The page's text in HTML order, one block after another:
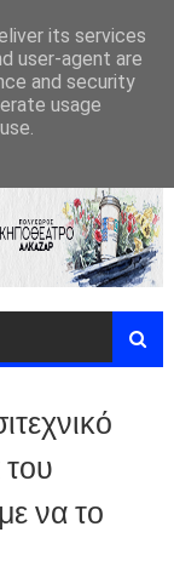
να το
its services
user-agent are
and security
usage